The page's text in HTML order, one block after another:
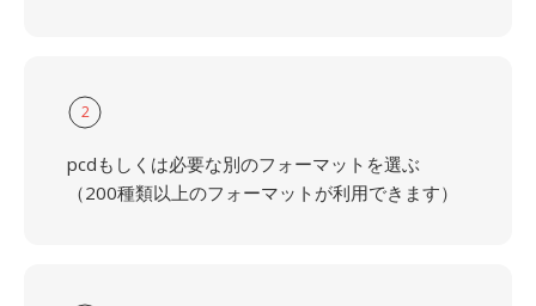
2
pcdもしくは必要な別のフォーマットを選ぶ
（200種類以上のフォーマットが利用できます）